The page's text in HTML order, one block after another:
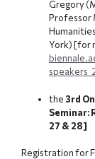
Gregory
Professor
York) [for
the 3rd
Seminar:
27 & 28]
Registration for